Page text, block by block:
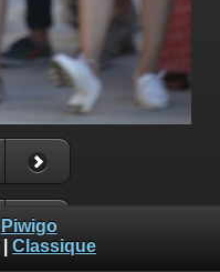
Piwigo
Classique